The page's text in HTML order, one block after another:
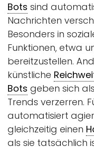
Bots sind
Nachrichten
Besonders in
Funktionen, etwa
bereitzustellen.
künstliche
Bots geben sich
Trends verzerren.
automatisiert
gleichzeitig einen
als sie tatsächlich